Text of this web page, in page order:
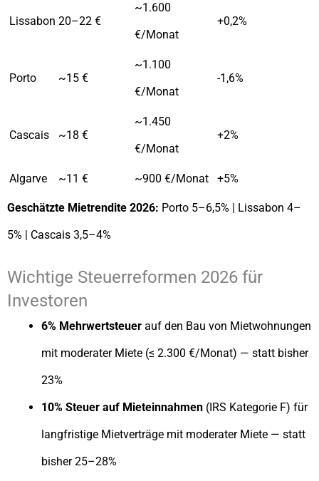
Lissabon 20–22 €
~1.600
€/Monat
+0,2%
Porto ~15 €
~1.100
€/Monat
-1,6%
Cascais ~18 €
~1.450
€/Monat
+2%
Algarve ~11 € ~900 €/Monat +5%
Geschätzte Mietrendite 2026: Porto 5–6,5% | Lissabon 4–
5% | Cascais 3,5–4%
Wichtige Steuerreformen 2026 für
Investoren
6% Mehrwertsteuer auf den Bau von Mietwohnungen
mit moderater Miete (≤ 2.300 €/Monat) — statt bisher
23%
10% Steuer auf Mieteinnahmen (IRS Kategorie F) für
langfristige Mietverträge mit moderater Miete — statt
bisher 25–28%